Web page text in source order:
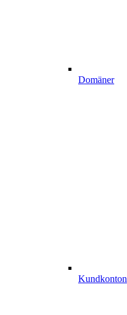
Domäner
Kundkonton